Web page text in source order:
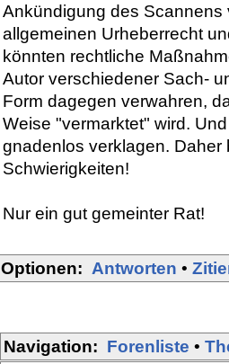
Ankündigung des
allgemeinen Urheberrecht
könnten rechtliche
Autor verschiedener Sach-
Form dagegen verwahren,
Weise "vermarktet" wird.
gnadenlos verklagen. Daher
Schwierigkeiten!
Nur ein gut gemeinter Rat!
Optionen: Antworten •
Navigation: Forenliste •